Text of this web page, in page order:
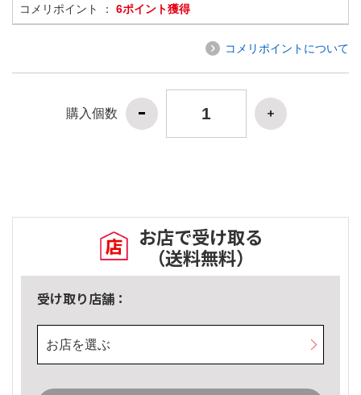
コメリポイント ： 6ポイント獲得
コメリポイントについて
購入個数
お店で受け取る
（送料無料）
受け取り店舗：
お店を選ぶ